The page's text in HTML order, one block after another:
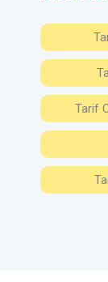
Tarif